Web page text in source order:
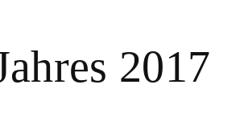
2017